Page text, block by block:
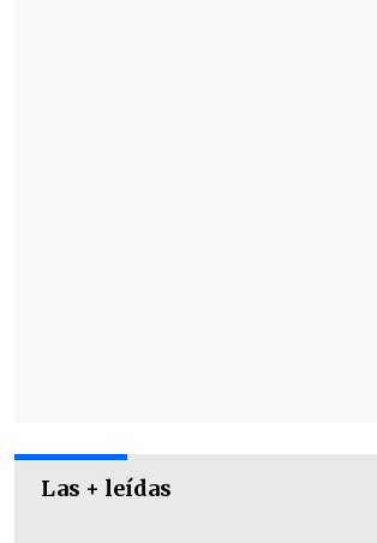
Las + leídas